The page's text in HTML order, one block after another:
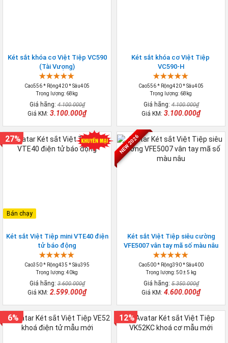
Két sắt khóa cơ Việt Tiệp VC590
(Tài Vượng)
Cao556 * Rộng420 * Sâu405
Trọng lượng: 68kg
Giá hãng:4.100.000₫
Giá KM: 3.100.000₫
Két sắt khóa cơ Việt Tiệp
VC590-H
Cao556 * Rộng420 * Sâu405
Trọng lượng: 68kg
Giá hãng:4.100.000₫
Giá KM: 3.100.000₫
Két sắt Việt Tiệp mini VTE40 điện
tử báo động
Cao350 * Rộng435 * Sâu395
Trọng lượng: 40kg
Giá hãng:3.600.000₫
Giá KM: 2.599.000₫
27%
Bán chạy
Két sắt Việt Tiệp siêu cường
VFE5007 vân tay mã số màu nâu
Cao500 * Rộng390 * Sâu400
Trọng lượng: 50 ± 5 kg
Giá hãng:5.350.000₫
Giá KM: 4.600.000₫
NEW 2026
6% 12%